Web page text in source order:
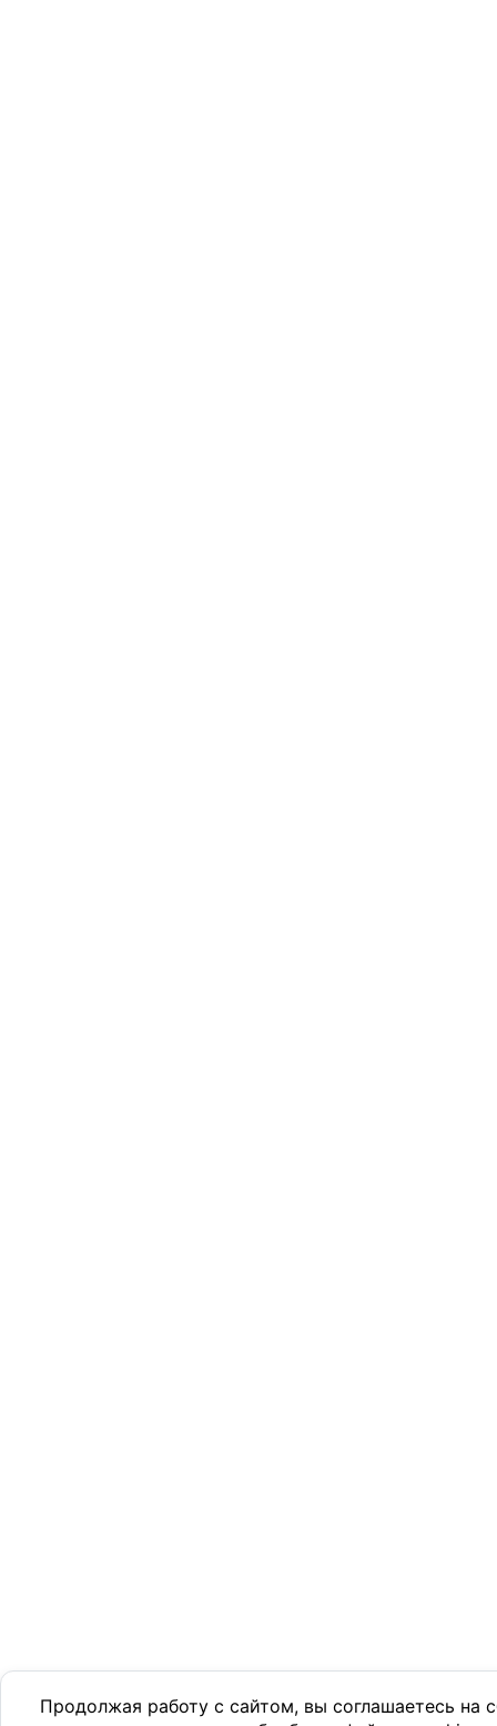
Продолжая работу с сайтом, вы соглашаетесь на